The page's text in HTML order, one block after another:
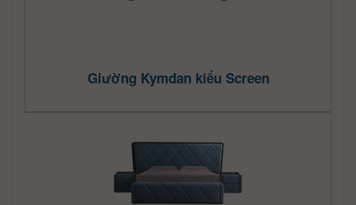
Giường Kymdan kiểu Screen